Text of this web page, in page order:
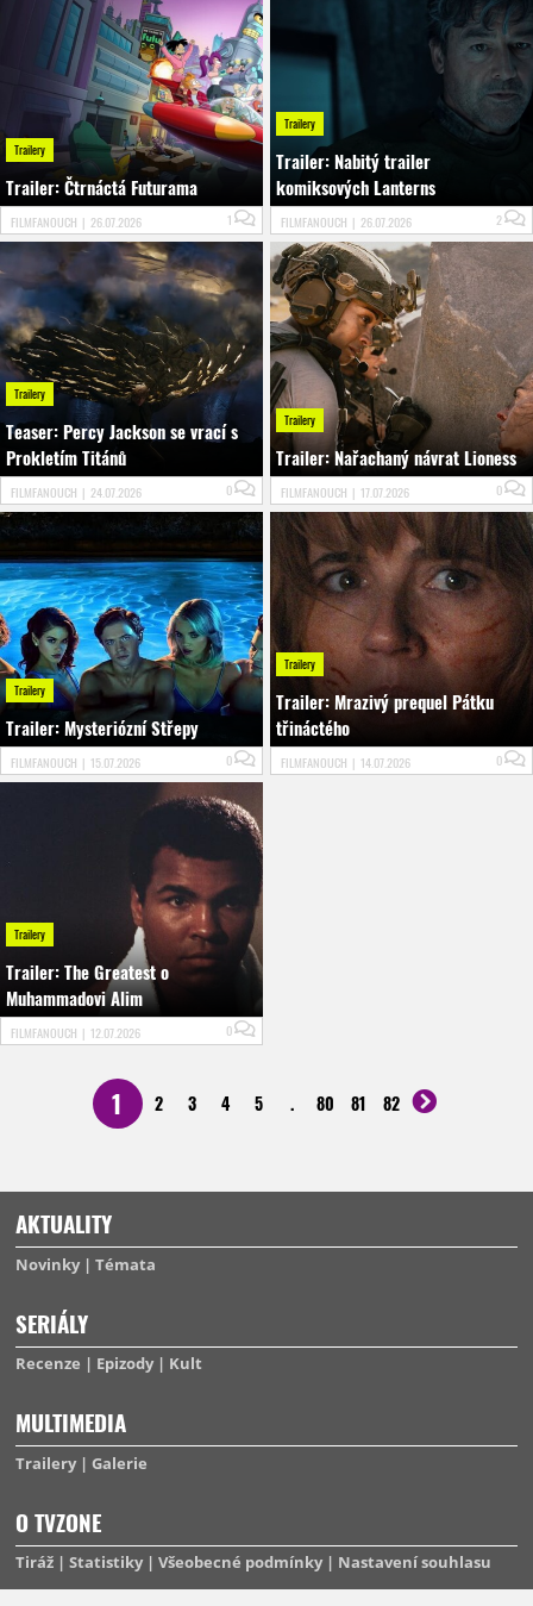
Trailery
Trailer: Čtrnáctá Futurama
FILMFANOUCH | 26.07.2026 1
Trailery
Trailer: Nabitý trailer
komiksových Lanterns
FILMFANOUCH | 26.07.2026 2
Trailery
Teaser: Percy Jackson se vrací s
Prokletím Titánů
FILMFANOUCH | 24.07.2026 0
Trailery
Trailer: Nařachaný návrat Lioness
FILMFANOUCH | 17.07.2026 0
Trailery
Trailer: Mysteriózní Střepy
FILMFANOUCH | 15.07.2026 0
Trailery
Trailer: Mrazivý prequel Pátku
třináctého
FILMFANOUCH | 14.07.2026 0
Trailery
Trailer: The Greatest o
Muhammadovi Alim
FILMFANOUCH | 12.07.2026 0
1 2 3 4 5 . 80 81 82
AKTUALITY
Novinky Témata
SERIÁLY
Recenze Epizody Kult
MULTIMEDIA
Trailery Galerie
O TVZONE
Tiráž Statistiky Všeobecné podmínky Nastavení souhlasu